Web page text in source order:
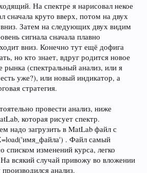
На спектре я нарисовал некое
сначала круто вверх, потом на двух
Затем на следующих двух видим
сигнала сначала плавно
вниз. Конечно тут ещё дофига
но кто знает, вдруг родится новое
рынка (спектральный анализ, или я
уже?), или новый индикатор, а
стратегия.
провести анализ, ниже
которая рисует спектр.
надо загрузить в MatLab файл с
. Файл самый
списком изменений курса, легко
всякий случай привожу во вложении
анализ.